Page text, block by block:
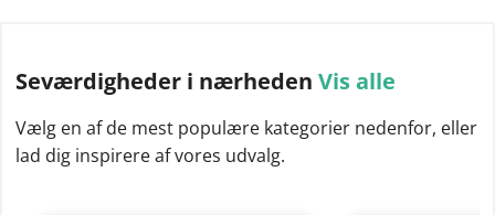
Seværdigheder i nærheden Vis alle
Vælg en af de mest populære kategorier nedenfor, eller
lad dig inspirere af vores udvalg.